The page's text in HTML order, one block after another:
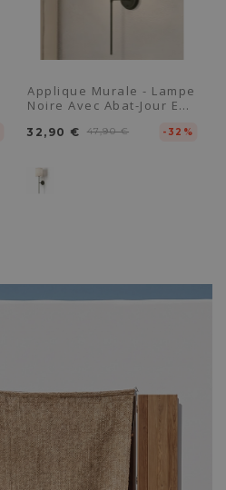
Applique Murale - Lampe
Noire Avec Abat-Jour En
32,90 € 47,90 € -32%